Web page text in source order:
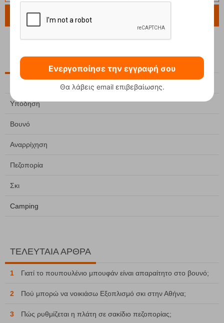
ΚΑΤΗΓΟΡΙΕΣ
Υπόδηση
Βουνό
Αναρρίχηση
Πεζοπορία
Σκι
Camping
ΤΕΛΕΥΤΑΙΑ ΑΡΘΡΑ
1 Γιατί το πουπουλένιο μπουφάν είναι απαραίτητο στο βουνό;
2 Πού μπορώ να νοικιάσω Εξοπλισμό σκι στην Αθήνα;
3 Πώς ρυθμίζεται η πλάτη σε σακίδιο πεζοπορίας;
Ενεργοποίησε την εγγραφή σου
Θα λάβεις email επιβεβαίωσης.